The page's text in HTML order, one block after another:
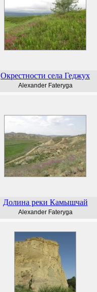
Окрестности села Геджух
Alexander Fateryga
Долина реки Камышчай
Alexander Fateryga